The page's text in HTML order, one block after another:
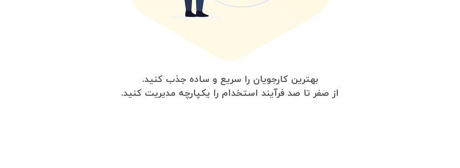
بهترین کارجویان را سریع و ساده جذب کنید.
از صفر تا صد فرآیند استخدام را یکپارچه مدیریت کنید.